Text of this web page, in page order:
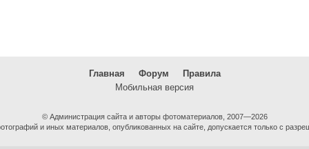
Главная Форум
Правила
Мобильная версия
© Администрация сайта и авторы фотоматериалов, 2007—2026
и иных материалов, опубликованных на сайте, допускается только с